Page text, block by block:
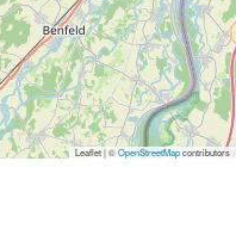
Leaflet | ©OpenStreetMapcontributors